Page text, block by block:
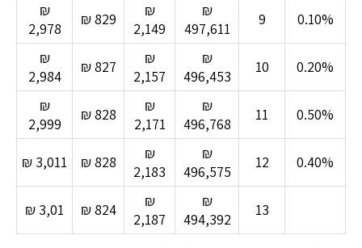
0.10%
9
₪
497,611
₪
2,149
₪ 829
₪
2,978
0.20%
10
₪
496,453
₪
2,157
₪ 827
₪
2,984
0.50%
11
₪
496,768
₪
2,171
₪ 828
₪
2,999
0.40%
12
₪
496,575
₪
2,183
₪ 828
₪ 3,011
13
₪
494,392
₪
2,187
₪ 824
₪ 3,01